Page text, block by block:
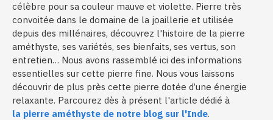
célèbre pour sa couleur mauve et violette. Pierre très
convoitée dans le domaine de la joaillerie et utilisée
depuis des millénaires, découvrez l'histoire de la pierre
améthyste, ses variétés, ses bienfaits, ses vertus, son
entretien… Nous avons rassemblé ici des informations
essentielles sur cette pierre fine. Nous vous laissons
découvrir de plus près cette pierre dotée d’une énergie
relaxante. Parcourez dès à présent l'article dédié à
la pierre améthyste de notre blog sur l'Inde.